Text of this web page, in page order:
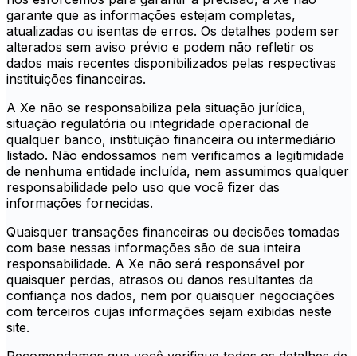
garante que as informações estejam completas,
atualizadas ou isentas de erros. Os detalhes podem ser
alterados sem aviso prévio e podem não refletir os
dados mais recentes disponibilizados pelas respectivas
instituições financeiras.
A Xe não se responsabiliza pela situação jurídica,
situação regulatória ou integridade operacional de
qualquer banco, instituição financeira ou intermediário
listado. Não endossamos nem verificamos a legitimidade
de nenhuma entidade incluída, nem assumimos qualquer
responsabilidade pelo uso que você fizer das
informações fornecidas.
Quaisquer transações financeiras ou decisões tomadas
com base nessas informações são de sua inteira
responsabilidade. A Xe não será responsável por
quaisquer perdas, atrasos ou danos resultantes da
confiança nos dados, nem por quaisquer negociações
com terceiros cujas informações sejam exibidas neste
site.